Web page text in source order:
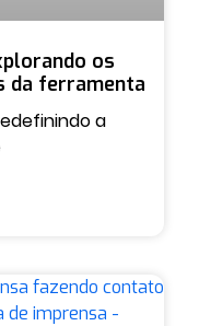
os
da ferramenta
a